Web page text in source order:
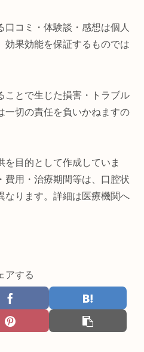
口コミ・体験談・感想は個人
効果効能を保証するものでは
ことで生じた損害・トラブル
一切の責任を負いかねますの
目的として作成していま
費用・治療期間等は、口腔状
なります。詳細は医療機関へ
アする